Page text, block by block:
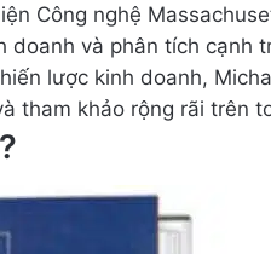
Công nghệ
doanh và phân tích cạnh
lược kinh doanh,
tham khảo rộng rãi trên